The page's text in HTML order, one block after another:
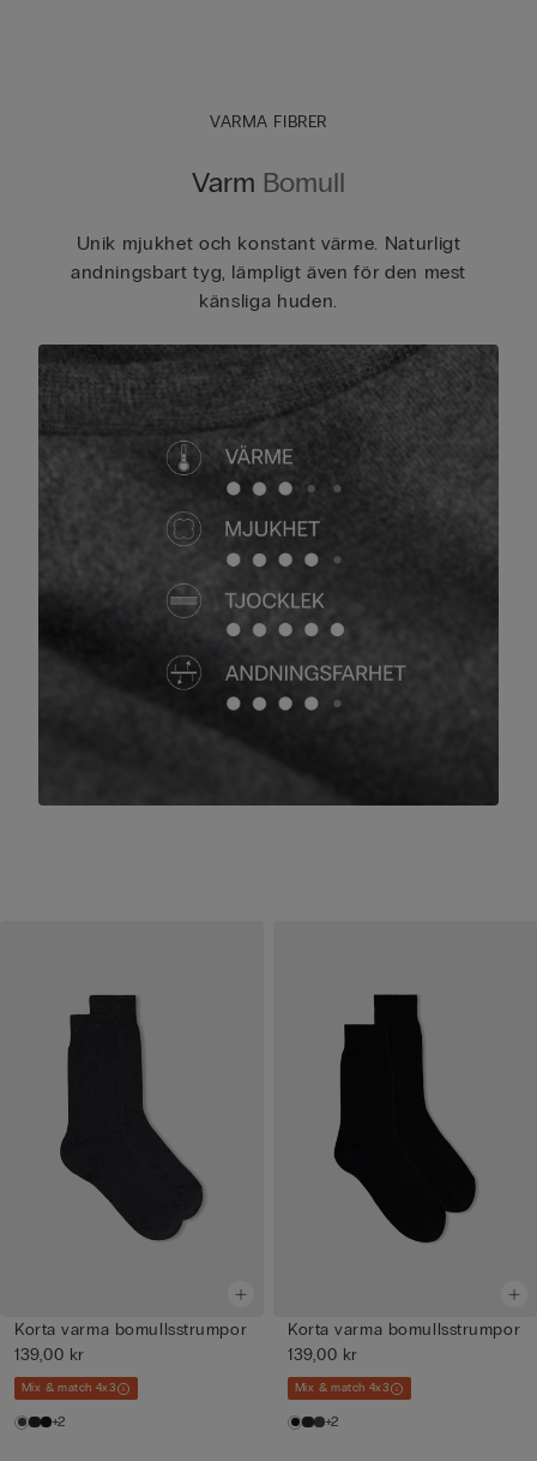
VARMA FIBRER
Varm Bomull
Unik mjukhet och konstant värme. Naturligt
andningsbart tyg, lämpligt även för den mest
känsliga huden.
Korta varma bomullsstrumpor
139,00 kr
Mix & match 4x3
+2
Korta varma bomullsstrumpor
139,00 kr
Mix & match 4x3
+2